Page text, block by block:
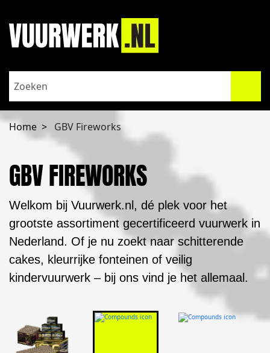
Home GBV Fireworks
GBV FIREWORKS
Welkom bij Vuurwerk.nl, dé plek voor het
grootste assortiment gecertificeerd vuurwerk in
Nederland. Of je nu zoekt naar schitterende
cakes, kleurrijke fonteinen of veilig
kindervuurwerk – bij ons vind je het allemaal.